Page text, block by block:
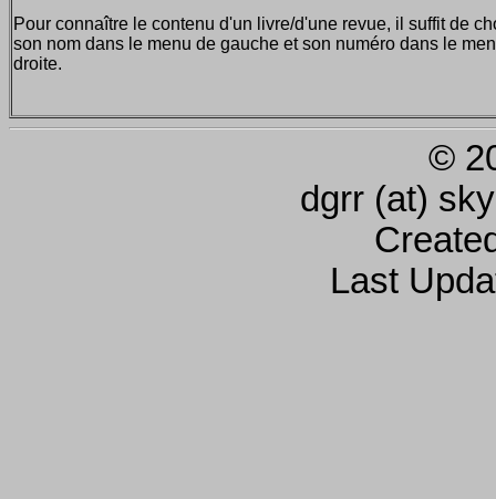
Pour connaître le contenu d'un livre/d'une revue, il suffit de
son nom dans le menu de gauche et son numéro dans le
droite.
©
dgrr (at)
Last